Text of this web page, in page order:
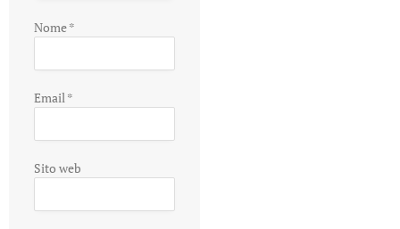
Nome*
Email*
Sito web